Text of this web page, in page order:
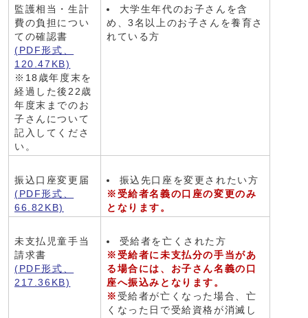
監護相当・生計
費の負担につい
ての確認書
(PDF形式、
120.47KB)
※18歳年度末を
経過した後22歳
年度末までのお
子さんについて
記入してくださ
い。
⼤学⽣年代のお子さんを含
め、3名以上のお子さんを養育さ
れている方
振込口座変更届
(PDF形式、
66.82KB)
振込先口座を変更されたい方
※受給者名義の口座の変更のみ
となります。
未支払児童手当
請求書
(PDF形式、
217.36KB)
受給者を亡くされた方
※受給者に未支払分の手当があ
る場合には、お子さん名義の口
座へ振込みとなります。
※ 受給者が亡くなった場合、亡
くなった日で受給資格が消滅し